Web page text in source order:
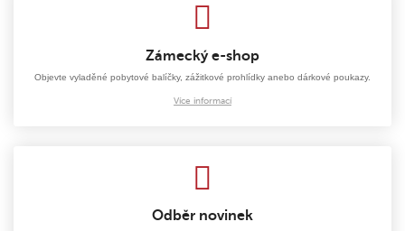
Zámecký e-shop
Objevte vyladěné pobytové balíčky, zážitkové prohlídky anebo dárkové poukazy.
Více informací
Odběr novinek